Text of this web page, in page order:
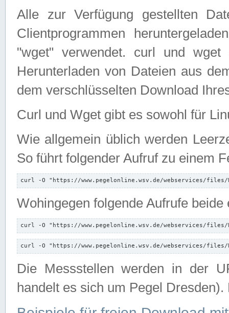
Alle zur Verfügung gestellten
Clientprogrammen
"wget" verwendet. curl und wget
Herunterladen von Dateien aus
dem verschlüsselten Download
Curl und Wget gibt es sowohl für
Wie allgemein üblich werden
So führt folgender Aufruf zu einem
curl -O "https://www.pegelonline.wsv.de/webservices/files/
Wohingegen folgende Aufrufe beide
curl -O "https://www.pegelonline.wsv.de/webservices/files/
curl -O "https://www.pegelonline.wsv.de/webservices/files/
Die Messstellen werden in der
handelt es sich um Pegel